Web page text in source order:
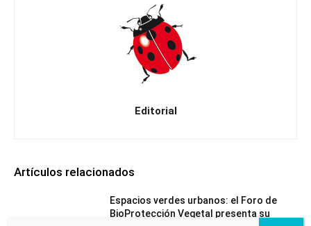
Editorial
Artículos relacionados
Espacios verdes urbanos: el Foro de
BioProtección Vegetal presenta su